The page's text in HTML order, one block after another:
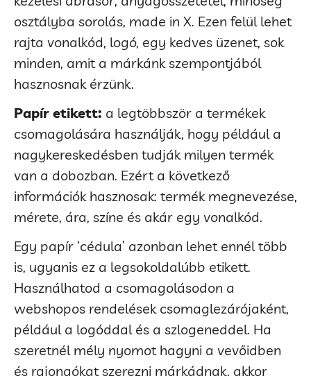
osztályba sorolás, made in X. Ezen felül lehet
rajta vonalkód, logó, egy kedves üzenet, sok
minden, amit a márkánk szempontjából
hasznosnak érzünk.
Papír etikett: a legtöbbször a termékek
csomagolására használják, hogy például a
nagykereskedésben tudják milyen termék
van a dobozban. Ezért a következő
információk hasznosak: termék megnevezése,
mérete, ára, színe és akár egy vonalkód.
Egy papír ‘cédula’ azonban lehet ennél több
is, ugyanis ez a legsokoldalúbb etikett.
Használhatod a csomagolásodon a
webshopos rendelések csomaglezárójaként,
például a logóddal és a szlogeneddel. Ha
szeretnél mély nyomot hagyni a vevőidben
és rajongókat szerezni márkádnak, akkor